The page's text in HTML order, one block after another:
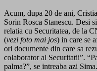
Acum, dupa 20 de ani,
Sorin Rosca Stanescu. Desi
relatia cu Securitatea, de la
(vezi foto mai jos) in care se
ori documente din care sa
colaborator al Securitatii”.
palma?”, se intreaba azi